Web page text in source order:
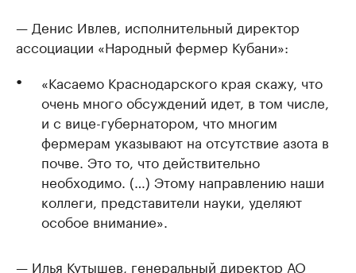
— Денис Ивлев, исполнительный директор
ассоциации «Народный фермер Кубани»:
«Касаемо Краснодарского края скажу, что
очень много обсуждений идет, в том числе,
и с вице-губернатором, что многим
фермерам указывают на отсутствие азота в
почве. Это то, что действительно
необходимо. (…) Этому направлению наши
коллеги, представители науки, уделяют
особое внимание».
— Илья Кутышев, генеральный директор АО